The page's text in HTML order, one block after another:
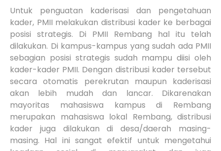
Untuk penguatan kaderisasi dan pengetahuan
kader, PMII melakukan distribusi kader ke berbagai
posisi strategis. Di PMII Rembang hal itu telah
dilakukan. Di kampus-kampus yang sudah ada PMII
sebagian posisi strategis sudah mampu diisi oleh
kader-kader PMII. Dengan distribusi kader tersebut
secara otomatis perekrutan maupun kaderisasi
akan lebih mudah dan lancar. Dikarenakan
mayoritas mahasiswa kampus di Rembang
merupakan mahasiswa lokal Rembang, distribusi
kader juga dilakukan di desa/daerah masing-
masing. Hal ini sangat efektif untuk mengetahui